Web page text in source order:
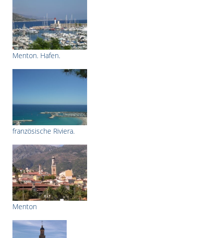
Menton. Hafen.
französische Riviera.
Menton